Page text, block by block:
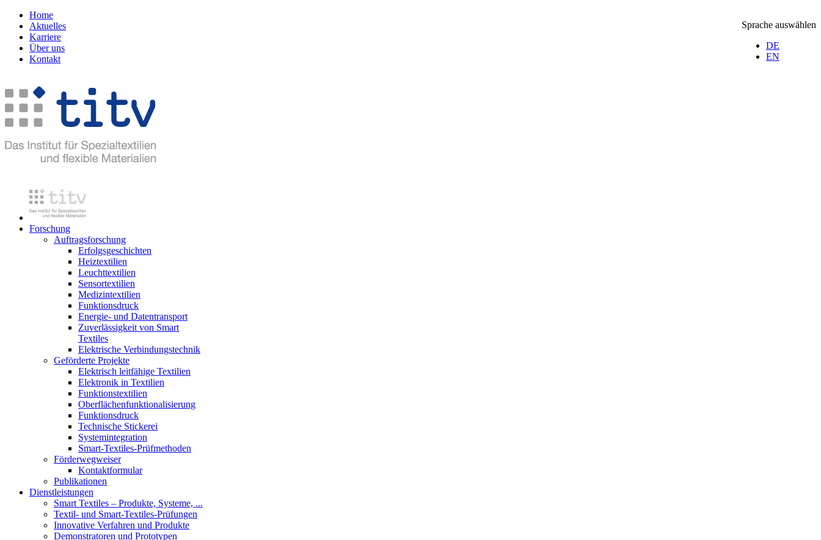
Sprache auswählen
DE
EN
Home
Aktuelles
Karriere
Über uns
Kontakt
Forschung
Auftragsforschung
Erfolgsgeschichten
Heiztextilien
Leuchttextilien
Sensortextilien
Medizintextilien
Funktionsdruck
Energie- und Datentransport
Zuverlässigkeit von Smart
Textiles
Elektrische Verbindungstechnik
Geförderte Projekte
Elektrisch leitfähige Textilien
Elektronik in Textilien
Funktionstextilien
Oberflächenfunktionalisierung
Funktionsdruck
Technische Stickerei
Systemintegration
Smart-Textiles-Prüfmethoden
Förderwegweiser
Kontaktformular
Publikationen
Dienstleistungen
Smart Textiles – Produkte, Systeme, ...
Textil- und Smart-Textiles-Prüfungen
Innovative Verfahren und Produkte
Demonstratoren und Prototypen